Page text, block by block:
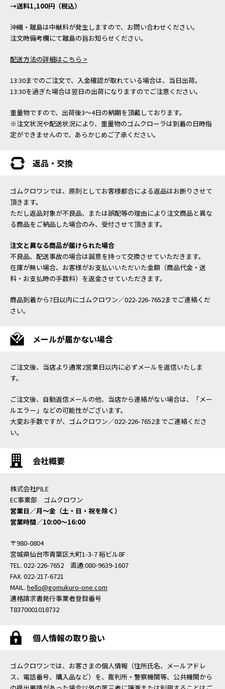
→送料1,100円（税込）
沖縄・離島は中継料が発生しますので、お問い合わせください。
注文時備考欄にて離島の旨お知らせください。
配送方法の詳細はこちら >
13:30までのご注文で、入金確認が取れている場合は、当日出荷。
13:30を過ぎた場合は翌日の出荷になりますのでご注意ください。
重量物ですので、出荷後3～4日の納期を頂戴しております。
※注文状況や配送状況により、重量物のゴムクローラは到着の日時指
定ができませんので、あらかじめご了承ください。
返品・交換
ゴムクロワンでは、原則としてお客様都合による返品はお断りさせて
頂きます。
ただし返品対象が不良品、または誤配等の理由により注文商品と異な
る商品をご納品した場合のみ、受付させて頂きます。
注文と異なる商品が届けられた場合
不良品、配送事故の場合は誠意を持って交換させていただきます。
在庫が無い場合、お客様がお支払いいただいた金額（商品代金・送
料・お支払時の手数料）を返金させていただきます。
商品到着から7日以内にゴムクロワン／022-226-7652までご連絡くだ
さい。
メールが届かない場合
ご注文後、当店より通常2営業日以内に必ずメールを返信いたしま
す。
ご注文後、自動返信メールの他、当店から連絡がない場合は、「メー
ルエラー」などの可能性がございます。
大変お手数ですが、ゴムクロワン／022-226-7652までご連絡くださ
い。
会社概要
株式会社PILE
EC事業部 ゴムクロワン
営業日／月〜金（土・日・祝を除く）
営業時間／10:00〜16:00
〒980-0804
宮城県仙台市青葉区大町1-3-7 裕ビル8F
TEL. 022-226-7652 直通:080-9639-1607
FAX. 022-217-6721
MAIL. hello@gomukuro-one.com
適格請求書発行事業者登録番号
T8370001018732
個人情報の取り扱い
ゴムクロワンでは、お客さまの個人情報（住所氏名、メールアドレ
ス、電話番号、購入品など）を、裁判所・警察機関等、公共機関から